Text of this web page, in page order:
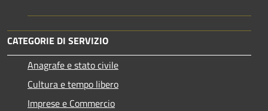
CATEGORIE DI SERVIZIO
Anagrafe e stato civile
Cultura e tempo libero
Imprese e Commercio